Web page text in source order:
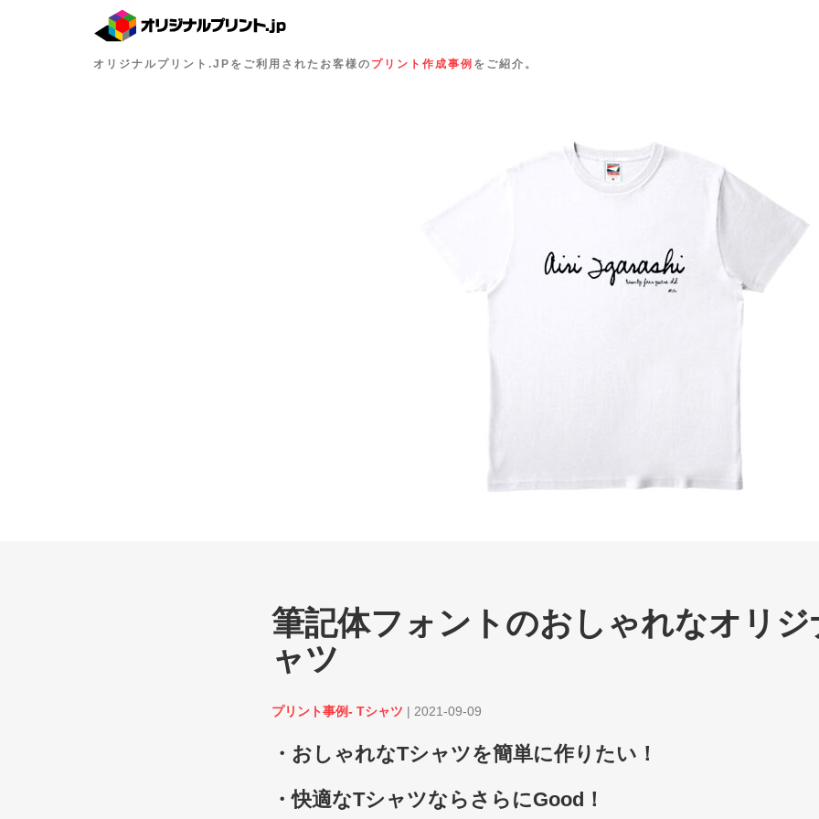
オリジナルプリント.JPをご利用されたお客様の プリント作成事例 をご紹介。
筆記体フォントのおしゃれなオリ
ャツ
プリント事例- Tシャツ | 2021-09-09
・おしゃれなTシャツを簡単に作りたい！
・快適なTシャツならさらにGood！